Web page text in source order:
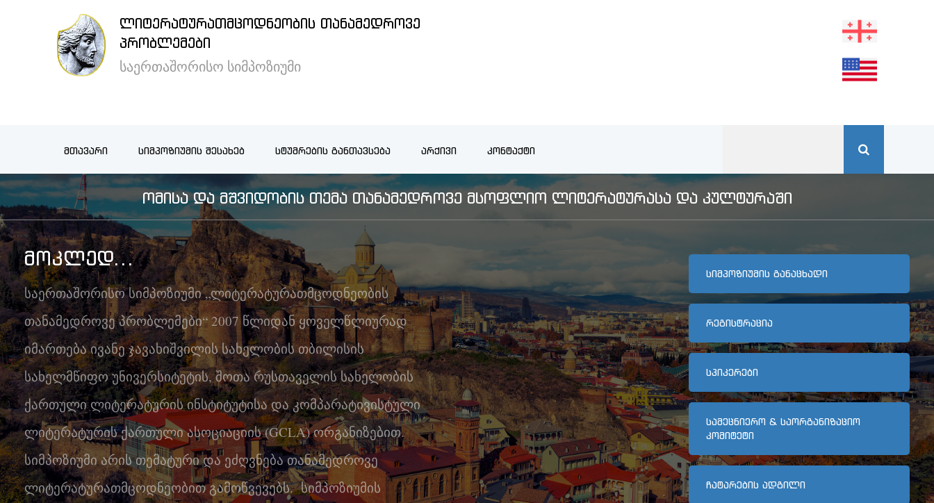
ᲚᲘᲢᲔᲠᲐᲢᲣᲠᲐᲗᲛᲪᲝᲓᲜᲔᲝᲑᲘᲡ ᲗᲐᲜᲐᲛᲔᲓᲠᲝᲕᲔ
ᲞᲠᲝᲑᲚᲔᲛᲔᲑᲘ
საერთაშორისო სიმპოზიუმი
ᲛᲗᲐᲕᲐᲠᲘ ᲡᲘᲛᲞᲝᲖᲘᲣᲛᲘᲡ ᲨᲔᲡᲐᲮᲔᲑ ᲡᲢᲣᲛᲠᲔᲑᲘᲡ ᲒᲐᲜᲗᲐᲕᲡᲔᲑᲐ ᲐᲠᲥᲘᲕᲘ ᲙᲝᲜᲢᲐᲥᲢᲘ
სიმპოზიუმის
შესახებ
სტუმრების
განთავსება
არქივი
კონტაქტი
ᲝᲛᲘᲡᲐ ᲓᲐ ᲛᲨᲕᲘᲓᲝᲑᲘᲡ ᲗᲔᲛᲐ ᲗᲐᲜᲐᲛᲔᲓᲠᲝᲕᲔ ᲛᲡᲝᲤᲚᲘᲝ ᲚᲘᲢᲔᲠᲐᲢᲣᲠᲐᲡᲐ ᲓᲐ ᲙᲣᲚᲢᲣᲠᲐᲨᲘ
ᲛᲝᲙᲚᲔᲓ...
საერთაშორისო სიმპოზიუმი „ლიტერატურათმცოდნეობის
თანამედროვე პრობლემები“ 2007 წლიდან ყოველწლიურად
იმართება ივანე ჯავახიშვილის სახელობის თბილისის
სახელმწიფო უნივერსიტეტის, შოთა რუსთაველის სახელობის
ქართული ლიტერატურის ინსტიტუტისა და კომპარატივისტული
ლიტერატურის ქართული ასოციაციის (GCLA) ორგანიზებით.
სიმპოზიუმი არის თემატური და ეძღვნება თანამედროვე
ლიტერატურათმცოდნეობით გამოწვევებს. სიმპოზიუმის
ᲡᲘᲛᲞᲝᲖᲘᲣᲛᲘᲡ ᲒᲐᲜᲐᲪᲮᲐᲓᲘ
ᲠᲔᲒᲘᲡᲢᲠᲐᲪᲘᲐ
ᲡᲞᲘᲙᲔᲠᲔᲑᲘ
ᲡᲐᲛᲔᲪᲜᲘᲔᲠᲝ & ᲡᲐᲝᲠᲒᲐᲜᲘᲖᲐᲪᲘᲝ
ᲙᲝᲛᲘᲢᲔᲢᲘ
ᲩᲐᲢᲐᲠᲔᲑᲘᲡ ᲐᲓᲒᲘᲚᲘ